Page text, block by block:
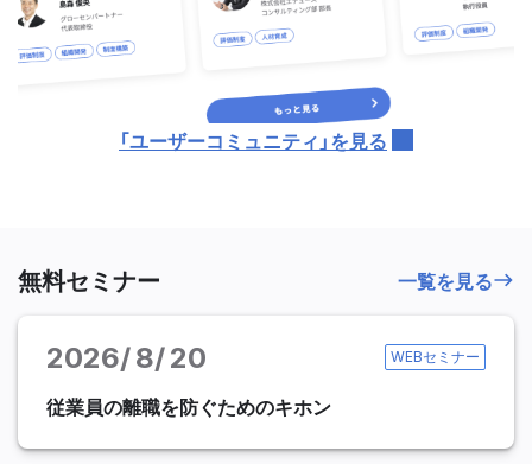
無料セミナー
2026 8 20 WEBセミナー
従業員の離職を防ぐためのキホン
一覧を見る
「ユーザーコミュニティ」を見る